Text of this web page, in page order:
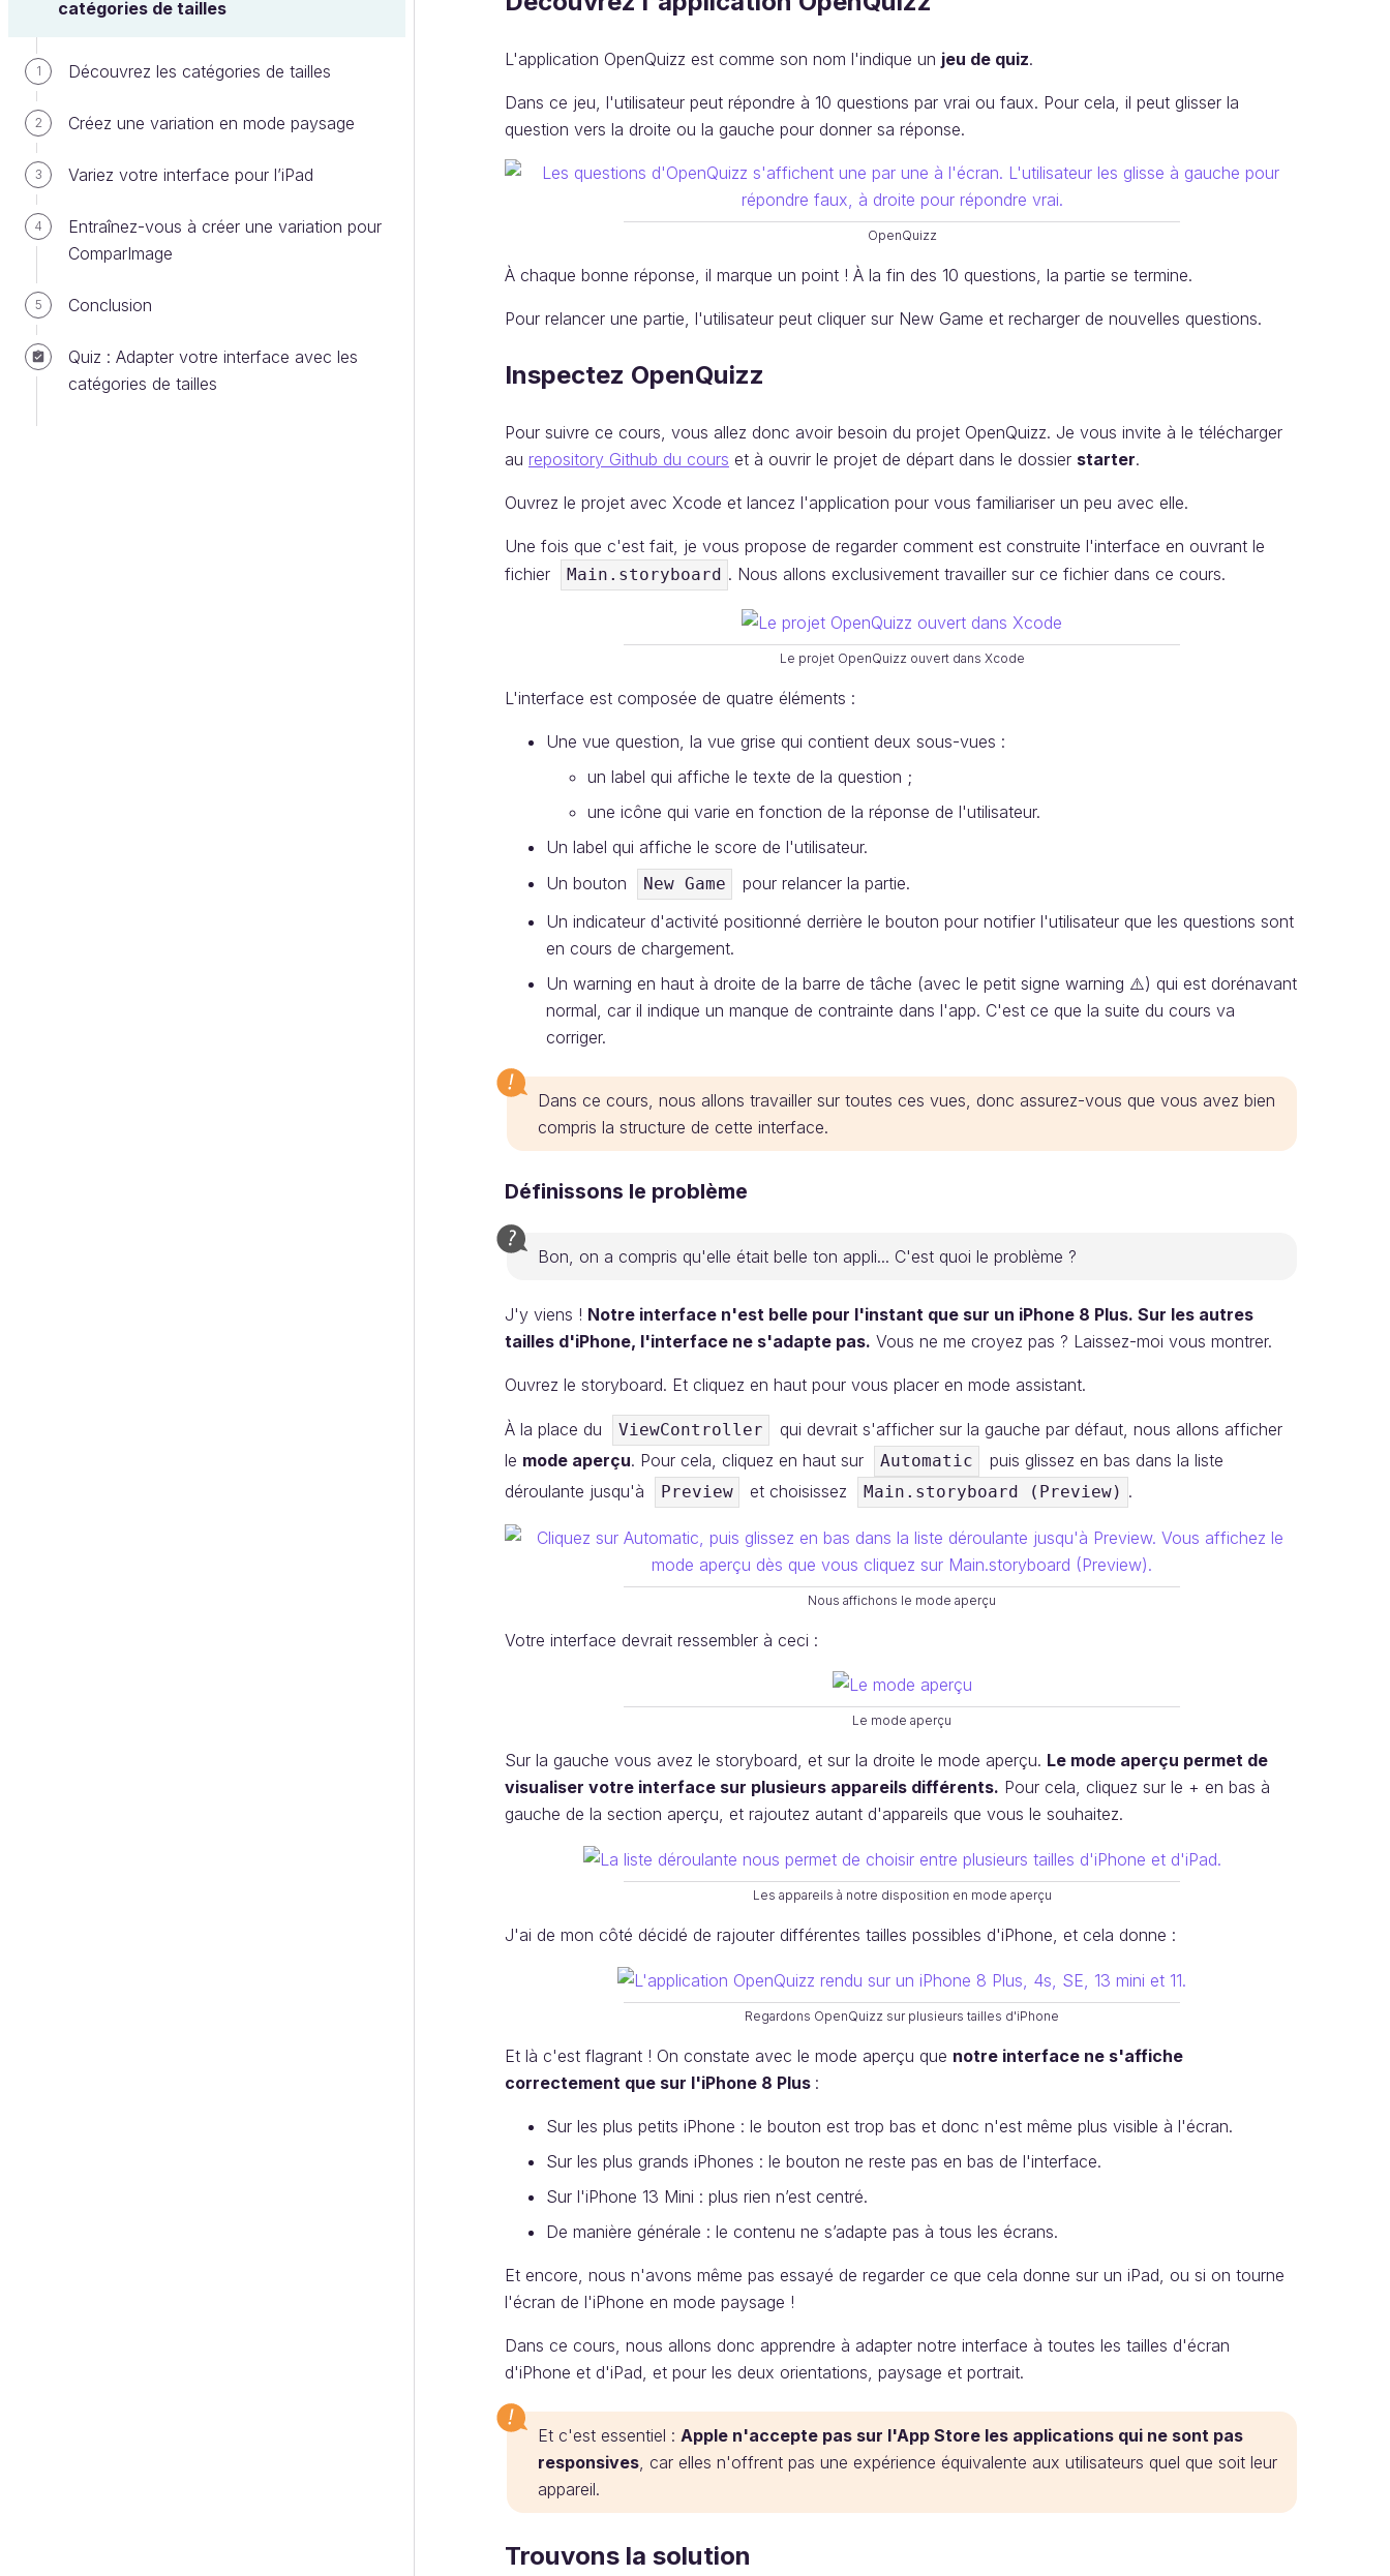
catégories de tailles
1 Découvrez les catégories de tailles
2 Créez une variation en mode paysage
3 Variez votre interface pour l’iPad
4
Entraînez-vous à créer une variation pour
ComparImage
5 Conclusion
Quiz : Adapter votre interface avec les
catégories de tailles
L'application OpenQuizz est comme son nom l'indique un jeu de quiz.
Dans ce jeu, l'utilisateur peut répondre à 10 questions par vrai ou faux. Pour cela, il peut glisser la
question vers la droite ou la gauche pour donner sa réponse.
OpenQuizz
À chaque bonne réponse, il marque un point ! À la fin des 10 questions, la partie se termine.
Pour relancer une partie, l'utilisateur peut cliquer sur New Game et recharger de nouvelles questions.
Inspectez OpenQuizz
Pour suivre ce cours, vous allez donc avoir besoin du projet OpenQuizz. Je vous invite à le télécharger
au repository Github du cours et à ouvrir le projet de départ dans le dossier starter.
Ouvrez le projet avec Xcode et lancez l'application pour vous familiariser un peu avec elle.
Une fois que c'est fait, je vous propose de regarder comment est construite l'interface en ouvrant le
fichier
Main.storyboard . Nous allons exclusivement travailler sur ce fichier dans ce cours.
Le projet OpenQuizz ouvert dans Xcode
L'interface est composée de quatre éléments :
Une vue question, la vue grise qui contient deux sous-vues :
un label qui affiche le texte de la question ;
une icône qui varie en fonction de la réponse de l'utilisateur.
Un label qui affiche le score de l'utilisateur.
Un bouton
New Game
pour relancer la partie.
Un indicateur d'activité positionné derrière le bouton pour notifier l'utilisateur que les questions sont
en cours de chargement.
Un warning en haut à droite de la barre de tâche (avec le petit signe warning ⚠️) qui est dorénavant
normal, car il indique un manque de contrainte dans l'app. C'est ce que la suite du cours va
corriger.
Dans ce cours, nous allons travailler sur toutes ces vues, donc assurez-vous que vous avez bien
compris la structure de cette interface.
Définissons le problème
Bon, on a compris qu'elle était belle ton appli... C'est quoi le problème ?
J'y viens ! Notre interface n'est belle pour l'instant que sur un iPhone 8 Plus. Sur les autres
tailles d'iPhone, l'interface ne s'adapte pas. Vous ne me croyez pas ? Laissez-moi vous montrer.
Ouvrez le storyboard. Et cliquez en haut pour vous placer en mode assistant.
À la place du ViewController
qui devrait s'afficher sur la gauche par défaut, nous allons afficher
le mode aperçu. Pour cela, cliquez en haut sur Automatic
puis glissez en bas dans la liste
déroulante jusqu'à
Preview et choisissez Main.storyboard (Preview) .
Nous affichons le mode aperçu
Votre interface devrait ressembler à ceci :
Le mode aperçu
Sur la gauche vous avez le storyboard, et sur la droite le mode aperçu. Le mode aperçu permet de
visualiser votre interface sur plusieurs appareils différents. Pour cela, cliquez sur le + en bas à
gauche de la section aperçu, et rajoutez autant d'appareils que vous le souhaitez.
Les appareils à notre disposition en mode aperçu
J'ai de mon côté décidé de rajouter différentes tailles possibles d'iPhone, et cela donne :
Regardons OpenQuizz sur plusieurs tailles d'iPhone
Et là c'est flagrant ! On constate avec le mode aperçu que notre interface ne s'affiche
correctement que sur l'iPhone 8 Plus :
Sur les plus petits iPhone : le bouton est trop bas et donc n'est même plus visible à l'écran.
Sur les plus grands iPhones : le bouton ne reste pas en bas de l'interface.
Sur l'iPhone 13 Mini : plus rien n’est centré.
De manière générale : le contenu ne s’adapte pas à tous les écrans.
Et encore, nous n'avons même pas essayé de regarder ce que cela donne sur un iPad, ou si on tourne
l'écran de l'iPhone en mode paysage !
Dans ce cours, nous allons donc apprendre à adapter notre interface à toutes les tailles d'écran
d'iPhone et d'iPad, et pour les deux orientations, paysage et portrait.
Et c'est essentiel : Apple n'accepte pas sur l'App Store les applications qui ne sont pas
responsives , car elles n'offrent pas une expérience équivalente aux utilisateurs quel que soit leur
appareil.
Trouvons la solution